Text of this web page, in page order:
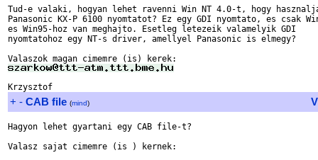
Tud-e valaki, hogyan lehet ravenni Win NT 4.0-t, hogy
Panasonic KX-P 6100 nyomtatot? Ez egy GDI nyomtato, es csak
es Win95-hoz van meghajto. Esetleg letezeik valamelyik GDI
nyomtatohoz egy NT-s driver, amellyel Panasonic is elmegy?
+ - CAB file (mind)
Hagyon lehet gyartani egy CAB file-t?
Valasz sajat cimemre (is ) kernek: